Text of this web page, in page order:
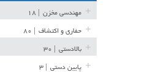
مهندسی مخزن
حفاری و اکتشاف
بالادستی
پایین دستی